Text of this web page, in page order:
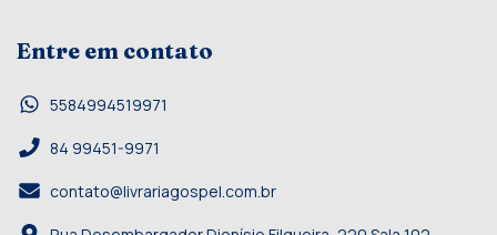
Entre em contato
5584994519971
84 99451-9971
contato@livrariagospel.com.br